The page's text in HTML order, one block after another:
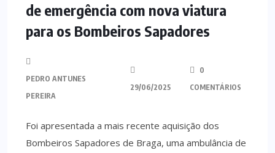
de emergência com nova viatura
para os Bombeiros Sapadores
PEDRO ANTUNES
PEREIRA
29/06/2025
0
COMENTÁRIOS
Foi apresentada a mais recente aquisição dos
Bombeiros Sapadores de Braga, uma ambulância de